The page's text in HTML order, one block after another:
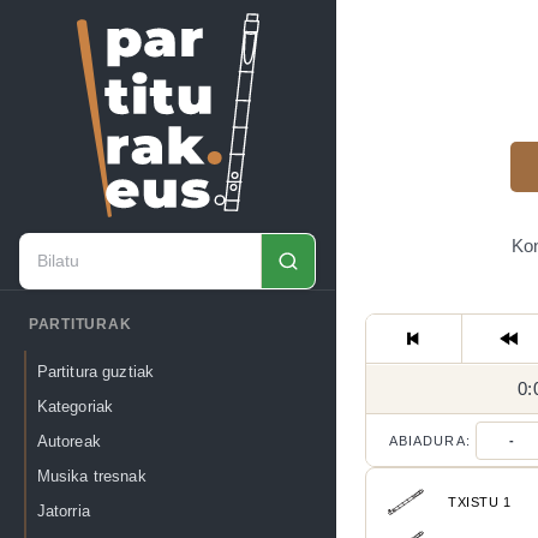
PARTITURAK
Partitura guztiak
Kategoriak
Autoreak
Musika tresnak
Jatorria
ABIADURA: -
TXISTU 1